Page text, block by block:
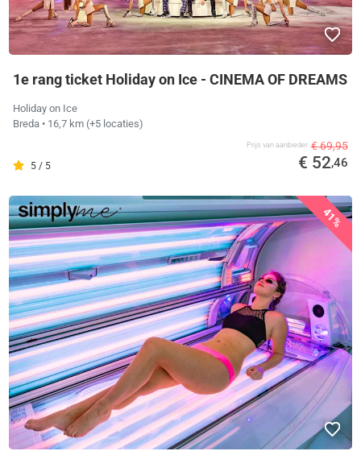
1e rang ticket Holiday on Ice - CINEMA OF DREAMS
Holiday on Ice
Breda • 16,7 km (+5 locaties)
5 / 5
Prijs van aanbieder € 69,95
€ 52,46
41%